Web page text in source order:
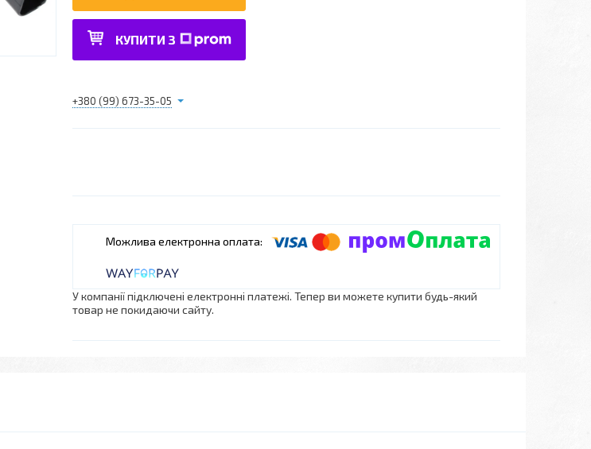
КУПИТИ З
+380 (99) 673-35-05
У компанії підключені електронні платежі. Тепер ви можете купити будь-який
товар не покидаючи сайту.